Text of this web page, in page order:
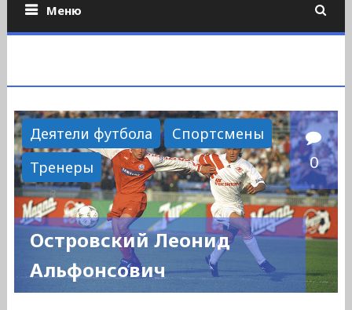
Меню
Деятели футбола
Спортсмены
Тренеры
0
Островский Леонид
Альфонсович